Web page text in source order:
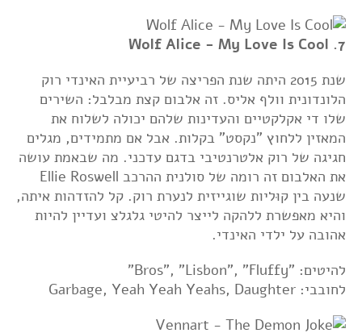
7. Wolf Alice - My Love Is Cool
שנת 2015 היתה שנת הפריצה של רביעיית האינדי רוק
הלונדונית וולף אליס. זה אלבום קצת מבלבל: השירים
שלו די אקלקטיים והעדינות שלהם יכולה לשלוח את
המאזין ללחוץ "נקסט" בקלות. אבל אם מתמידים, מגלים
חגיגה של רוק אלטרנטיבי בדגם עדכני. מה שבאמת עושה
את האלבום זה רומה של סולנית ההרכב Ellie Roswell
שנעה בין קוּליות שוגייזית לנערת רוק. קל להזדהות איתה,
והיא מאפשרת ללהקה לייצר להיטי גלגלצ ועדיין להיות
אהובה על ילדי האינדי.
להיטים: "Bros", "Lisbon", "Fluffy"
לחובבי: Garbage, Yeah Yeah Yeahs, Daughter